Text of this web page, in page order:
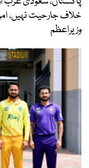
خلاف جارحیت نہیں،
وزیراعظم